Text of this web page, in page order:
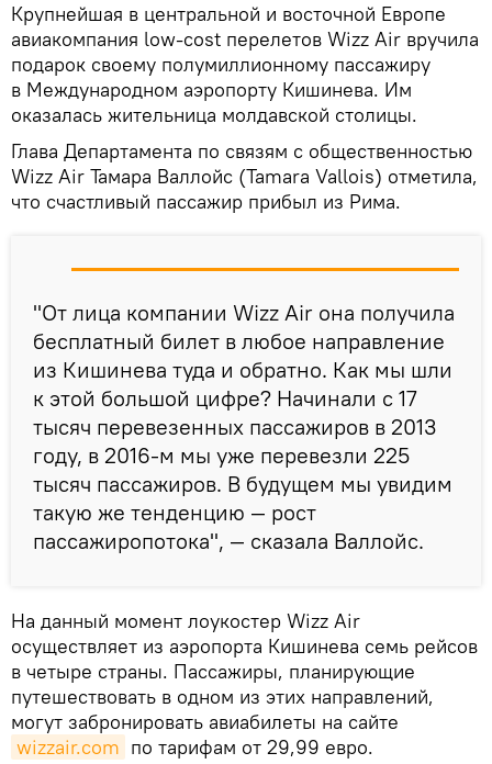
Крупнейшая в центральной и восточной Европе
авиакомпания low-cost перелетов Wizz Air вручила
подарок своему полумиллионному пассажиру
в Международном аэропорту Кишинева. Им
оказалась жительница молдавской столицы.
Глава Департамента по связям с общественностью
Wizz Air Тамара Валлойс (Tamara Vallois) отметила,
что счастливый пассажир прибыл из Рима.
"От лица компании Wizz Air она получила
бесплатный билет в любое направление
из Кишинева туда и обратно. Как мы шли
к этой большой цифре? Начинали с 17
тысяч перевезенных пассажиров в 2013
году, в 2016-м мы уже перевезли 225
тысяч пассажиров. В будущем мы увидим
такую же тенденцию — рост
пассажиропотока", — сказала Валлойс.
На данный момент лоукостер Wizz Air
осуществляет из аэропорта Кишинева семь рейсов
в четыре страны. Пассажиры, планирующие
путешествовать в одном из этих направлений,
могут забронировать авиабилеты на сайте
wizzair.com по тарифам от 29,99 евро.